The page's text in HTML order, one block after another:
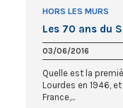
HORS LES MURS
Les 70 ans du
03/06/2016
Quelle est la
Lourdes en 1946,
France,...